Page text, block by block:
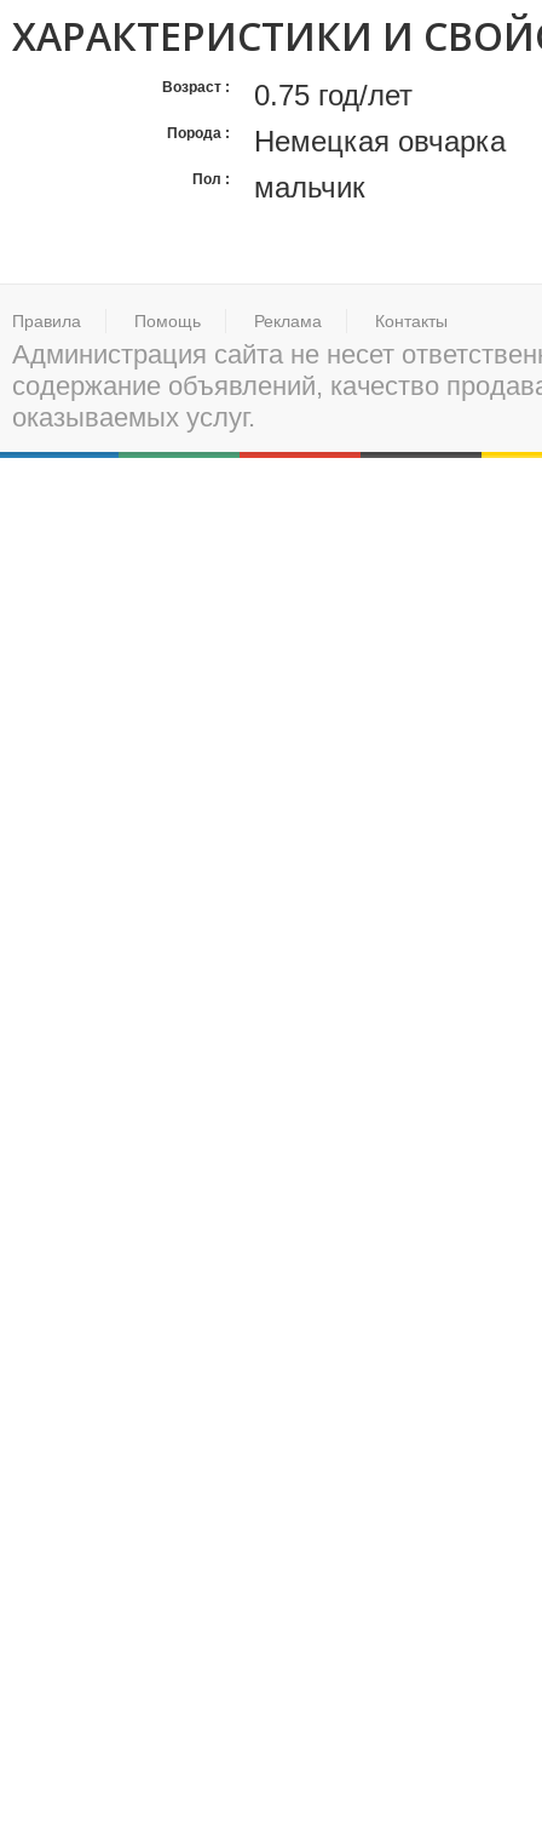
ХАРАКТЕРИСТИКИ И
Возраст 0.75 год/лет
Порода Немецкая овчарка
Пол мальчик
Правила Помощь Реклама Контакты
Администрация сайта не несет
содержание объявлений, качество
оказываемых услуг.